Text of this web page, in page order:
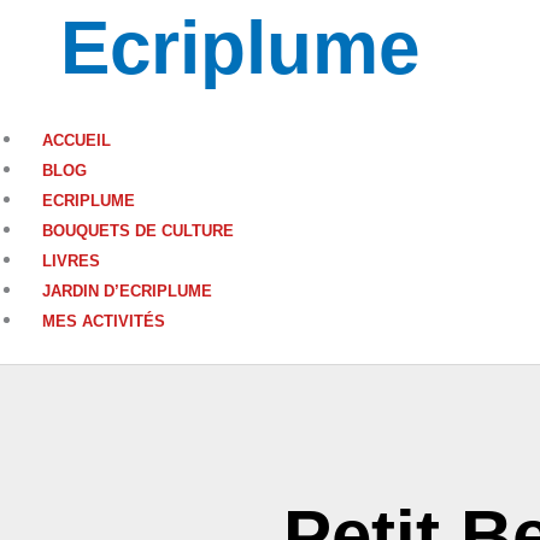
contenuEcriplume
ACCUEIL
BLOG
ECRIPLUME
BOUQUETS DE CULTURE
LIVRES
JARDIN D’ECRIPLUME
MES ACTIVITÉS